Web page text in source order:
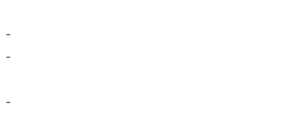
–
–
–